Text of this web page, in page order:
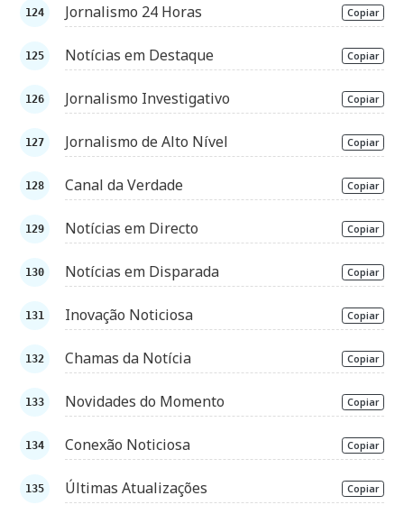
Jornalismo 24 Horas Copiar
Notícias em Destaque Copiar
Jornalismo Investigativo Copiar
Jornalismo de Alto Nível Copiar
Canal da Verdade Copiar
Notícias em Directo Copiar
Notícias em Disparada Copiar
Inovação Noticiosa Copiar
Chamas da Notícia Copiar
Novidades do Momento Copiar
Conexão Noticiosa Copiar
Últimas Atualizações Copiar